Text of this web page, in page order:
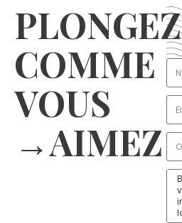
PLONGEZ
COMME
VOUS
→AIMEZ